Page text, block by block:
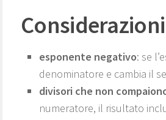
esponente negativo: se
denominatore e cambia il
divisori che non
numeratore, il risultato